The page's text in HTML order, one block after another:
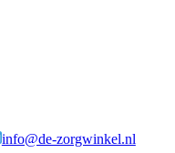
info@de-zorgwinkel.nl